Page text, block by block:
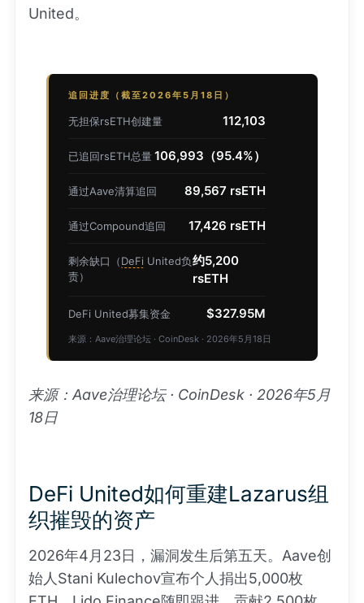
United。
追回进度（截至2026年5月18日）
无担保rsETH创建量 112,103
已追回rsETH总量106,993（95.4%）
通过Aave清算追回 89,567 rsETH
通过Compound追回 17,426 rsETH
剩余缺口（DeFi United负
责）
约5,200
rsETH
DeFi United募集资金 $327.95M
来源：Aave治理论坛 · CoinDesk · 2026年5月18日
来源：Aave治理论坛 · CoinDesk · 2026年5月
18日
DeFi United如何重建Lazarus组
织摧毁的资产
2026年4月23日，漏洞发生后第五天。Aave创
始人Stani Kulechov宣布个人捐出5,000枚